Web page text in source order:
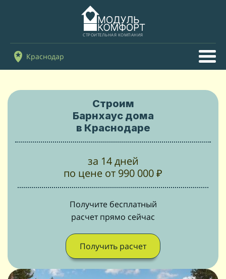
СТРОИТЕЛЬНАЯ КОМПАНИЯ
Краснодар
Строим
Барнхаус дома
в Краснодаре
за 14 дней
по цене от 990 000 ₽
Получите бесплатный
расчет прямо сейчас
Получить расчет